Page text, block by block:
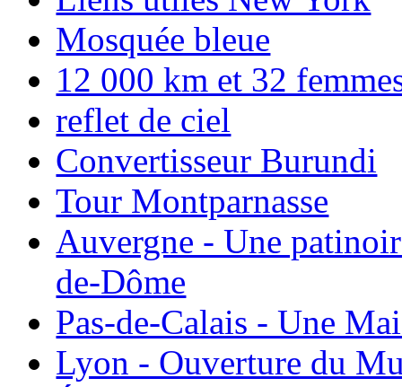
Mosquée bleue
12 000 km et 32
reflet de ciel
Convertisseur Burundi
Tour Montparnasse
Auvergne - Une
de-Dôme
Pas-de-Calais - Une
Lyon - Ouverture du